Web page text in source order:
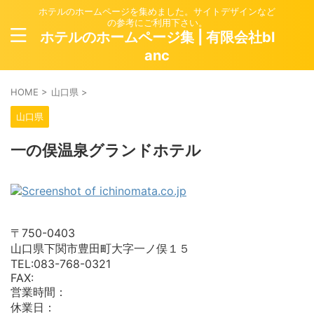
ホテルのホームページを集めました。サイトデザインなど
の参考にご利用下さい。
ホテルのホームページ集 | 有限会社bl
anc
HOME > 山口県 >
山口県
一の俣温泉グランドホテル
〒750-0403
山口県下関市豊田町大字一ノ俣１５
TEL:083-768-0321
FAX:
営業時間：
休業日：